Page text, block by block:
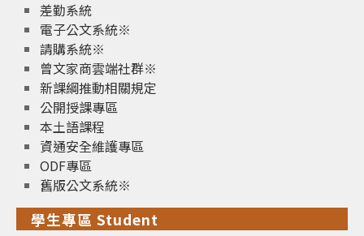
差勤系統
電子公文系統※
請購系統※
曾文家商雲端社群※
新課綱推動相關規定
公開授課專區
本土語課程
資通安全維護專區
ODF專區
舊版公文系統※
學生專區 Student